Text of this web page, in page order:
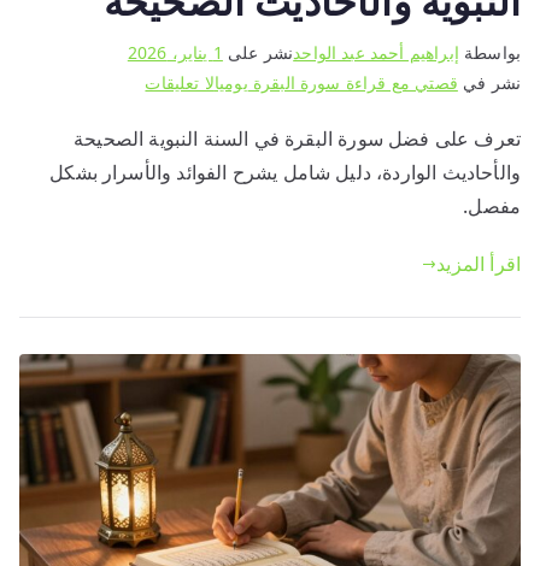
بواسطة إبراهيم أحمد عبد الواحدنشر على 1 يناير، 2026
نشر في قصتي مع قراءة سورة البقرة يوميالا تعليقاتعلى
سورة
البقرة
الصحيحة
تعرف على فضل سورة البقرة في السنة النبوية الصحيحة
والأحاديث الواردة، دليل شامل يشرح الفوائد والأسرار بشكل
مفصل.
اقرأ المزيد